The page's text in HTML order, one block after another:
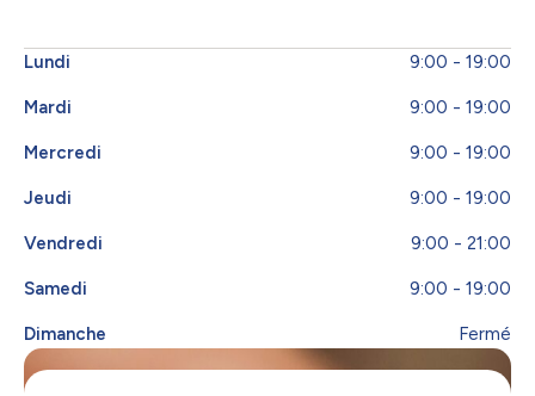
Lundi 9:00 - 19:00
Mardi 9:00 - 19:00
Mercredi 9:00 - 19:00
Jeudi 9:00 - 19:00
Vendredi 9:00 - 21:00
Samedi 9:00 - 19:00
Dimanche Fermé